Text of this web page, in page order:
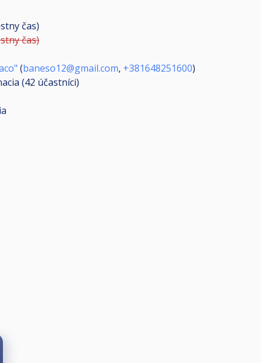
čas)
čas)
(baneso12@gmail.com, +381648251600)
(42 účastníci)